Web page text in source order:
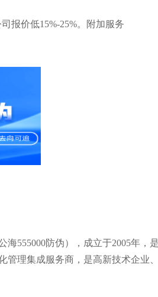
报价低15%-25%。附加服务
555000防伪），成立于2005年，
理集成服务商，是高新技术企业、